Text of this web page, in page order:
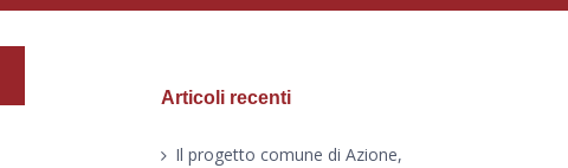
Articoli recenti
Il progetto comune di Azione,